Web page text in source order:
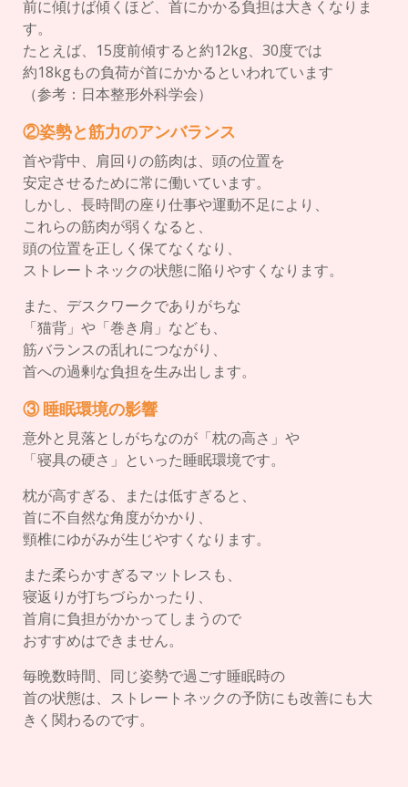
前に傾けば傾くほど、首にかかる負担は大きくなりま
す。
たとえば、15度前傾すると約12kg、30度では
約18kgもの負荷が首にかかるといわれています
（参考：日本整形外科学会）
②姿勢と筋力のアンバランス
首や背中、肩回りの筋肉は、頭の位置を
安定させるために常に働いています。
しかし、長時間の座り仕事や運動不足により、
これらの筋肉が弱くなると、
頭の位置を正しく保てなくなり、
ストレートネックの状態に陥りやすくなります。
また、デスクワークでありがちな
「猫背」や「巻き肩」なども、
筋バランスの乱れにつながり、
首への過剰な負担を生み出します。
③ 睡眠環境の影響
意外と見落としがちなのが「枕の高さ」や
「寝具の硬さ」といった睡眠環境です。
枕が高すぎる、または低すぎると、
首に不自然な角度がかかり、
頸椎にゆがみが生じやすくなります。
また柔らかすぎるマットレスも、
寝返りが打ちづらかったり、
首肩に負担がかかってしまうので
おすすめはできません。
毎晩数時間、同じ姿勢で過ごす睡眠時の
首の状態は、ストレートネックの予防にも改善にも大
きく関わるのです。